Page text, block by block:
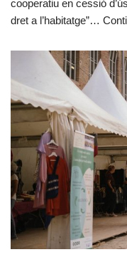
cooperatiu en cessió
dret a l’habitatge”…